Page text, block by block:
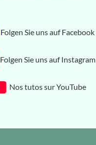
Folgen Sie uns auf Facebook
Folgen Sie uns auf Instagram
Nos tutos sur YouTube